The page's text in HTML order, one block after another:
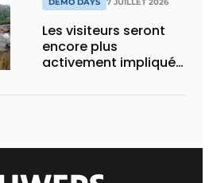
Les visiteurs seront
encore plus
activement impliqués